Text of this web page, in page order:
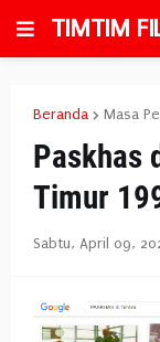
TIMTIM
Beranda Masa
Paskhas
Timur
Sabtu, April 09,